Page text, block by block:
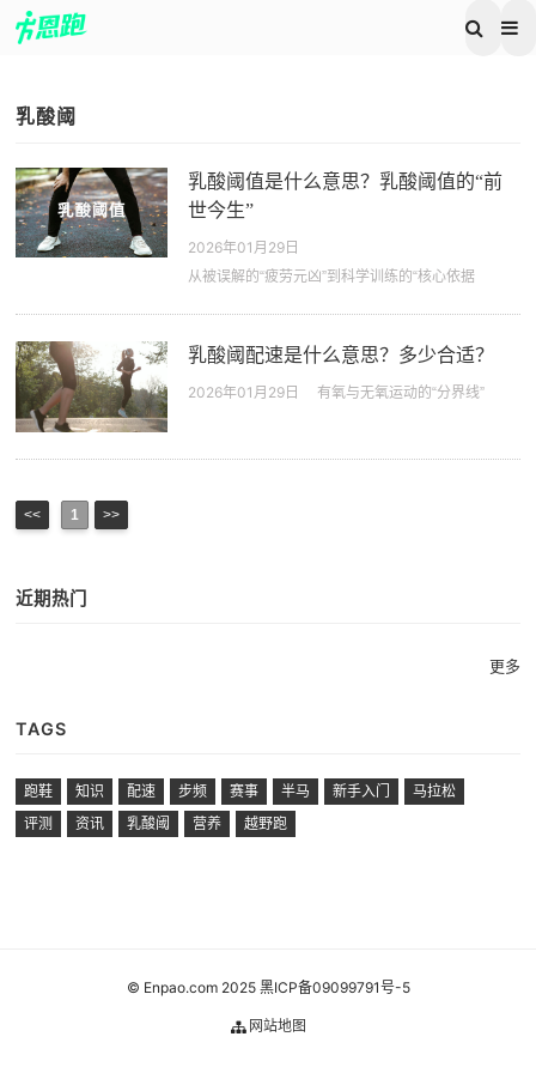
乳酸阈
乳酸阈值是什么意思？乳酸阈值的“前
世今生”
2026年01月29日
从被误解的“疲劳元凶”到科学训练的“核心依据
乳酸阈配速是什么意思？多少合适？
2026年01月29日 有氧与无氧运动的“分界线”
<< 1 >>
近期热门
更多
TAGS
跑鞋 知识 配速 步频 赛事 半马 新手入门
马拉松
评测
资讯 乳酸阈 营养 越野跑
© Enpao.com 2025 黑ICP备09099791号-5
网站地图